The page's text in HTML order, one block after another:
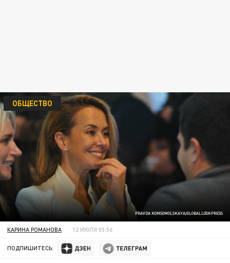
PRAVDA KOMSOMOLSKAYA/GLOBALLOOKPRESS
ОБЩЕСТВО
КАРИНА РОМАНОВА 12 ИЮЛЯ 05:56
ПОДПИШИТЕСЬ: